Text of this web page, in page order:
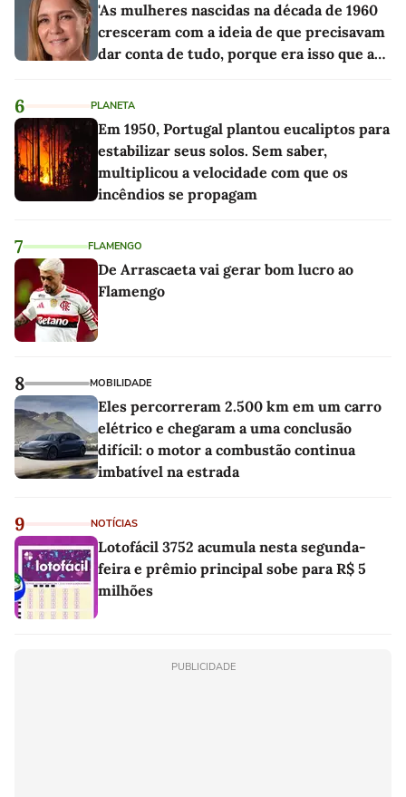
'As mulheres nascidas na década de 1960
cresceram com a ideia de que precisavam
dar conta de tudo, porque era isso que a
6 PLANETA
Em 1950, Portugal plantou eucaliptos para
estabilizar seus solos. Sem saber,
multiplicou a velocidade com que os
incêndios se propagam
7 FLAMENGO
De Arrascaeta vai gerar bom lucro ao
Flamengo
8 MOBILIDADE
Eles percorreram 2.500 km em um carro
elétrico e chegaram a uma conclusão
difícil: o motor a combustão continua
imbatível na estrada
9 NOTÍCIAS
Lotofácil 3752 acumula nesta segunda-
feira e prêmio principal sobe para R$ 5
milhões
PUBLICIDADE